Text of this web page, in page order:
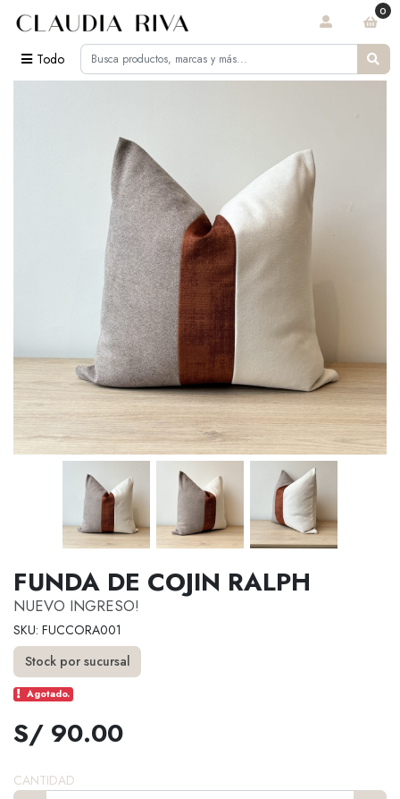
Todo
0
FUNDA DE COJIN RALPH
NUEVO INGRESO!
SKU: FUCCORA001
Stock por sucursal
Agotado.
S/ 90.00
CANTIDAD